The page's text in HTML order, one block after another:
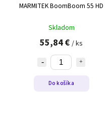
MARMITEK BoomBoom 55 HD
Skladom
55,84 € / ks
Do košíka